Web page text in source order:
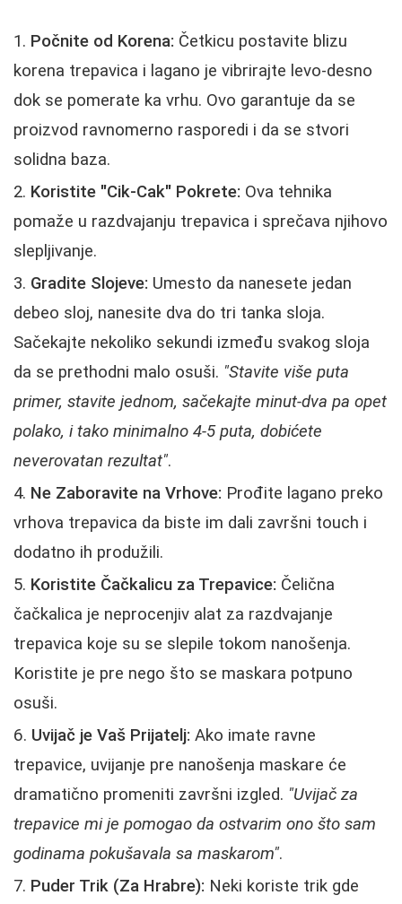
Počnite od Korena: Četkicu postavite blizu
korena trepavica i lagano je vibrirajte levo-desno
dok se pomerate ka vrhu. Ovo garantuje da se
proizvod ravnomerno rasporedi i da se stvori
solidna baza.
Koristite "Cik-Cak" Pokrete: Ova tehnika
pomaže u razdvajanju trepavica i sprečava njihovo
slepljivanje.
Gradite Slojeve: Umesto da nanesete jedan
debeo sloj, nanesite dva do tri tanka sloja.
Sačekajte nekoliko sekundi između svakog sloja
da se prethodni malo osuši. "Stavite više puta
primer, stavite jednom, sačekajte minut-dva pa opet
polako, i tako minimalno 4-5 puta, dobićete
neverovatan rezultat".
Ne Zaboravite na Vrhove: Prođite lagano preko
vrhova trepavica da biste im dali završni touch i
dodatno ih produžili.
Koristite Čačkalicu za Trepavice: Čelična
čačkalica je neprocenjiv alat za razdvajanje
trepavica koje su se slepile tokom nanošenja.
Koristite je pre nego što se maskara potpuno
osuši.
Uvijač je Vaš Prijatelj: Ako imate ravne
trepavice, uvijanje pre nanošenja maskare će
dramatično promeniti završni izgled. "Uvijač za
trepavice mi je pomogao da ostvarim ono što sam
godinama pokušavala sa maskarom".
Puder Trik (Za Hrabre): Neki koriste trik gde